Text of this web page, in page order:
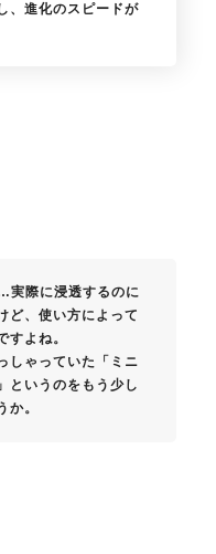
、進化のスピードが
実際に浸透するのに
ど、使い方によって
すよね。
しゃっていた「ミニ
というのをもう少し
か。